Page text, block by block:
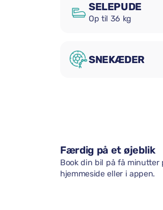
SELEPUDE
Op til 36 kg
SNEKÆDER
Færdig på et øjeblik
Book din bil på få minutter
hjemmeside eller i appen.